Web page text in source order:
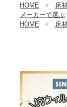
HOME
床
メーカーで選ぶ
HOME
床